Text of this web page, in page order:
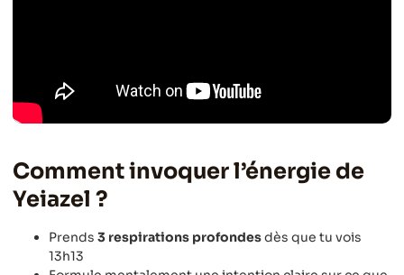
Comment invoquer l’énergie de
Yeiazel ?
Prends 3 respirations profondesdès que tu vois
13h13